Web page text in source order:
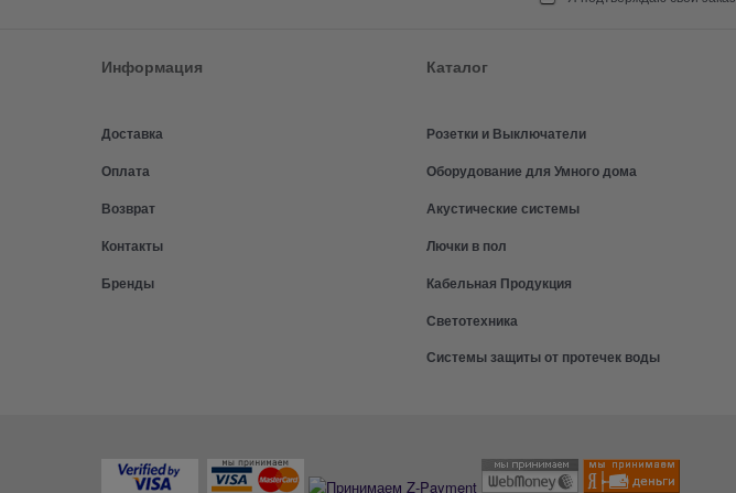
Информация
Доставка
Оплата
Возврат
Контакты
Бренды
Каталог
Розетки и Выключатели
Оборудование для Умного дома
Акустические системы
Лючки в пол
Кабельная Продукция
Светотехника
Системы защиты от протечек воды